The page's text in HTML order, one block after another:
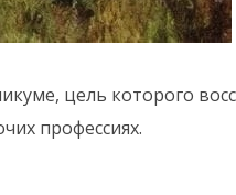
цель которого
профессиях.